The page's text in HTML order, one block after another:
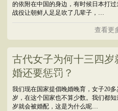
的依附在中国的身边，有时候日本打
战役让朝鲜人足足吹了几辈子，…
查看更
古代女子为何十三四
婚还要惩罚？
我们现在国家提倡晚婚晚育，女子20
岁，在这个国家也不算少数。我们都
岁就会被婚配，这是为什么呢…